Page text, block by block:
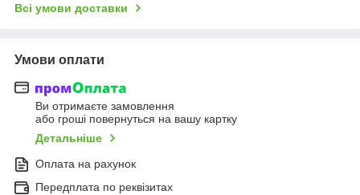
Всі умови доставки
Умови оплати
Ви отримаєте замовлення
або гроші повернуться на вашу картку
Детальніше
Оплата на рахунок
Передплата по реквізитах